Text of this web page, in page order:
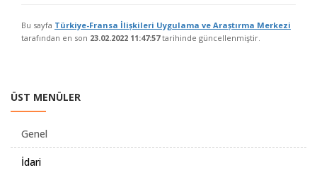
Bu sayfa Türkiye-Fransa İlișkileri Uygulama ve Araștırma Merkezi
tarafından en son 23.02.2022 11:47:57tarihinde güncellenmiştir.
ÜST MENÜLER
Genel
İdari